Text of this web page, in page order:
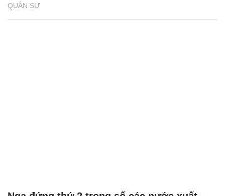
QUÂN SỰ